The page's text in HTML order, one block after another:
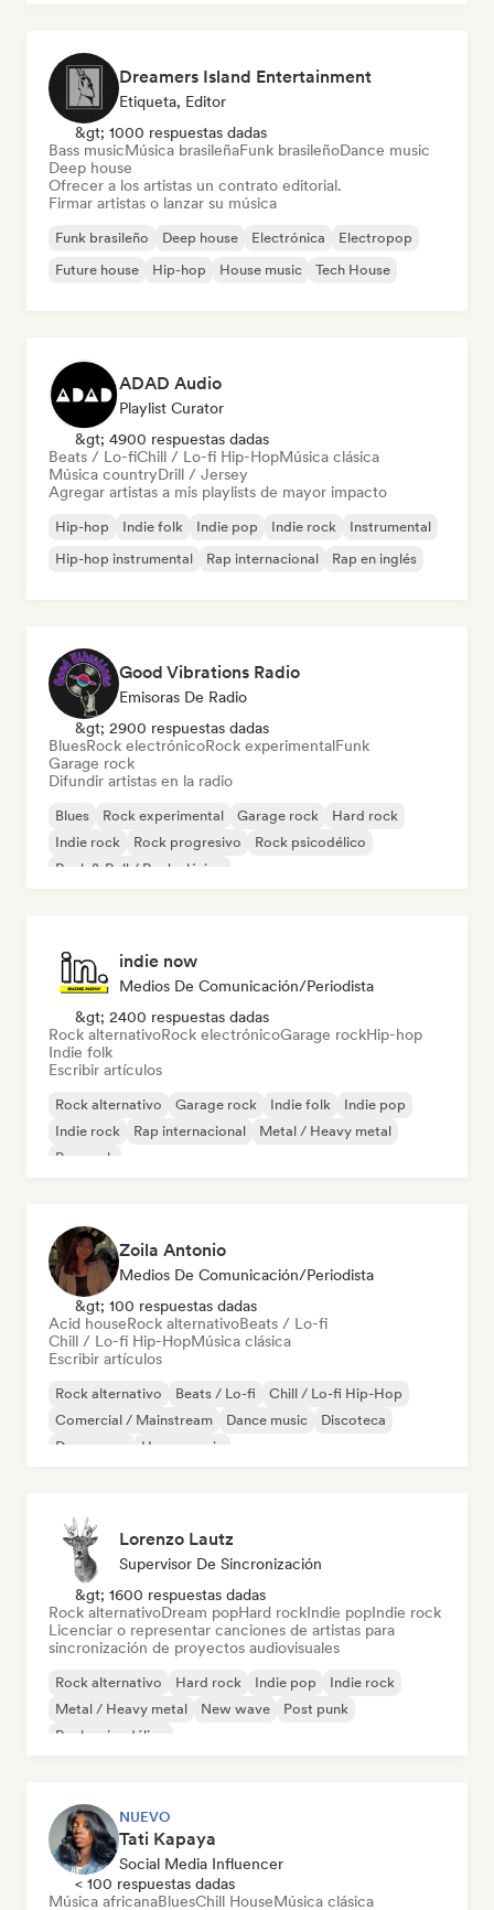
Dreamers Island Entertainment
Etiqueta, Editor
&gt; 1000 respuestas dadas
Bass musicMúsica brasileñaFunk brasileñoDance music
Deep house
Ofrecer a los artistas un contrato editorial.
Firmar artistas o lanzar su música
Funk brasileño Deep house Electrónica
Electropop
Future house
Hip-hop House music Tech House
ADAD Audio
Playlist Curator
&gt; 4900 respuestas dadas
Beats / Lo-fiChill / Lo-fi Hip-HopMúsica clásica
Música countryDrill / Jersey
Agregar artistas a mis playlists de mayor impacto
Hip-hop Indie folk Indie pop Indie rock
Instrumental
Hip-hop instrumental
Rap internacional Rap en inglés
Good Vibrations Radio
Emisoras De Radio
&gt; 2900 respuestas dadas
BluesRock electrónicoRock experimentalFunk
Garage rock
Difundir artistas en la radio
Blues Rock experimental Garage rock
Hard rock
Indie rock
Rock progresivo
Rock psicodélico
Rock & Roll / Rock clásico
indie now
Medios De Comunicación/Periodista
&gt; 2400 respuestas dadas
Rock alternativoRock electrónicoGarage rockHip-hop
Indie folk
Escribir artículos
Rock alternativo Garage rock Indie folk
Indie pop
Indie rock
Rap internacional
Metal / Heavy metal
Pop rock
Zoila Antonio
Medios De Comunicación/Periodista
&gt; 100 respuestas dadas
Acid houseRock alternativoBeats / Lo-fi
Chill / Lo-fi Hip-HopMúsica clásica
Escribir artículos
Rock alternativo Beats / Lo-fi
Chill / Lo-fi Hip-Hop
Comercial / Mainstream
Dance music
Discoteca
Dream pop
House music
Lorenzo Lautz
Supervisor De Sincronización
&gt; 1600 respuestas dadas
Rock alternativoDream popHard rockIndie popIndie rock
Licenciar o representar canciones de artistas para
sincronización de proyectos audiovisuales
Rock alternativo Hard rock Indie pop
Indie rock
Metal / Heavy metal
New wave
Post punk
Rock psicodélico
NUEVO
Tati Kapaya
Social Media Influencer
< 100 respuestas dadas
Música africanaBluesChill HouseMúsica clásica